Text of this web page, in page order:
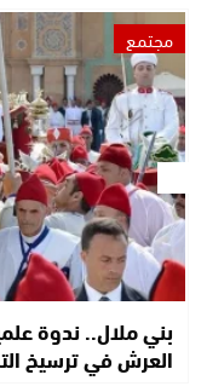
مجتمع
بني ملال.. ندوة
العرش في ترسيخ